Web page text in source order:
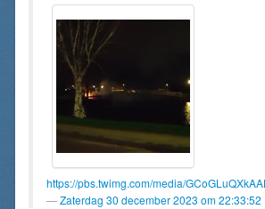
https://pbs.twimg.com/media/
Zaterdag 30 december 2023 om 22:33:52